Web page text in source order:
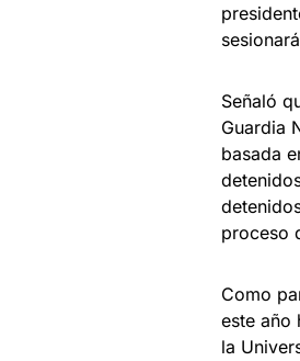
Señaló
Guardia
basada
proceso
Como
este año
la